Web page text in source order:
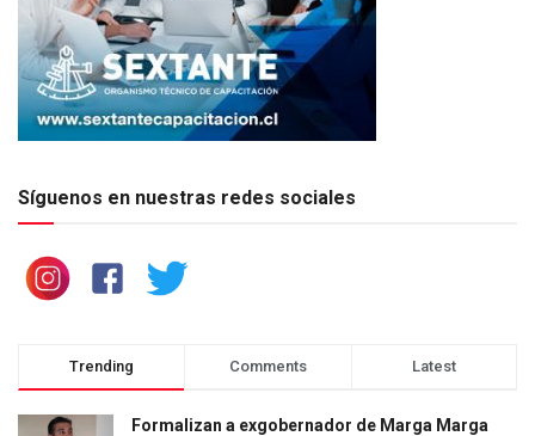
Síguenos en nuestras redes sociales
Trending Comments Latest
Formalizan a exgobernador de Marga Marga